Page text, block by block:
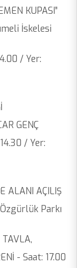
KUPASI”
İskelesi
/ Yer:
GENÇ
/ Yer:
ALANI AÇILIŞ
Parkı
TAVLA,
- Saat: 17.00